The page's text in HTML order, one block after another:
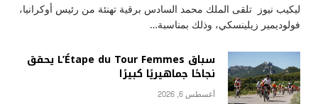
ليكيب نيوز تلقى الملك محمد السادس برقية تهنئة من رئيس أوكرانيا،
فولوديمير زيلينسكي، وذلك بمناسبة…
سباق L’Étape du Tour Femmes يحقق
نجاحًا جماهيريًا كبيرًا
أغسطس 6, 2026